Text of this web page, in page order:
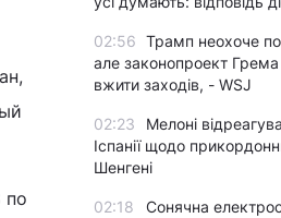
по
02:56 Трамп неохоче
але законопроект
вжити заходів, - WSJ
02:23
Мелоні
Іспанії щодо
Шенгені
02:18
Сонячна